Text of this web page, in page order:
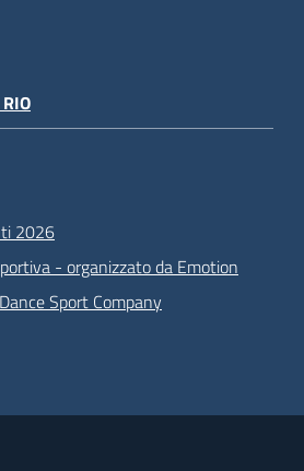
2026
- organizzato da Emotion
Sport Company